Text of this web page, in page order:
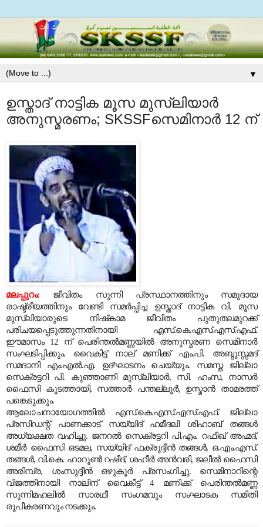
▼
ഉസ്താദ്‌ നാട്ടിക മൂസ മുസ്‌ലിയാര്‍
അനുസ്മരണം; SKSSFസെമിനാര്‍ 12 ന്
മലപ്പുറം: ജീവിതം സുന്നി പ്രസ്ഥാനത്തിനും സമുദായ
രാഷ്ട്രീയത്തിനും വേണ്ടി സമര്‍പ്പിച്ച ഉസ്താദ്‌ നാട്ടിക വി. മൂസ
മുസ്‌ലിയാരുടെ നിഷ്‌കാമ ജീവിതം പുതുതലമുറക്ക്
പരിചയപ്പെടുത്തുന്നതിനായി എസ്.കെ.എസ്.എസ്.എഫ്.
ഈമാസം 12 ന് പെരിന്തല്‍മണ്ണയില്‍ അനുസ്മരണ സെമിനാര്‍
സംഘടിപ്പിക്കും. വൈകിട്ട് നാല് മണിക്ക് എം.പി. അബ്ദുസ്സമദ്
സമദാനി എം.എല്‍.എ. ഉദ്ഘാടനം ചെയ്യും. സമസ്ത ജില്ലാ
സെക്രട്ടറി പി. കുഞ്ഞാണി മുസ്‌ലിയാര്‍, സി. ഹംസ, നാസര്‍
ഫൈസി കൂടത്തായി, സത്താര്‍ പന്തല്ലൂര്‍, ഉസ്മാന്‍ താമരത്ത്
പങ്കെടുക്കും.
ആലോചനായോഗത്തില്‍ എസ്.കെ.എസ്.എസ്.എഫ്. ജില്ലാ
പ്രസിഡന്റ് പാണക്കാട് സയ്യിദ് ഹമീദലി ശിഹാബ് തങ്ങള്‍
അധ്യക്ഷത വഹിച്ചു. ജനറല്‍ സെക്രട്ടറി പി.എം. റഫീഖ് അഹ്മദ്,
ശമീര്‍ ഫൈസി ഒടമല, സയ്യിദ് ഫക്രുദ്ദീന്‍ തങ്ങള്‍, ഒ.എം.എസ്.
തങ്ങള്‍, വി.കെ. ഹാറൂണ്‍ റഷീദ്, ശഹീര്‍ അന്‍വരി, ജലീല്‍ ഫൈസി
അരിമ്പ്ര, ശംസുദ്ദീന്‍ ഒഴുകൂര്‍ പ്രസംഗിച്ചു. സെമിനാറിന്റെ
വിജത്തിനായി നാലിന് വൈകീട്ട് 4 മണിക്ക് പെരിന്തല്‍മണ്ണ
സുന്നിമഹലില്‍ സാരഥീ സംഗമവും സംഘാടക സമിതി
രൂപീകരണവും നടക്കും.